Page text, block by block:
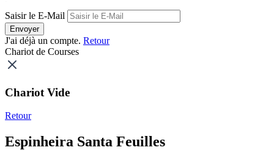
Saisir le E-Mail
Envoyer
J'ai déjà un compte. Retour
Chariot de Courses
Chariot Vide
Retour
Espinheira Santa Feuilles